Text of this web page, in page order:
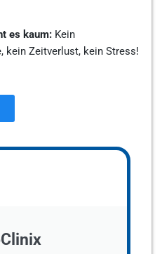
es kaum: Kein
kein Zeitverlust, kein Stress!